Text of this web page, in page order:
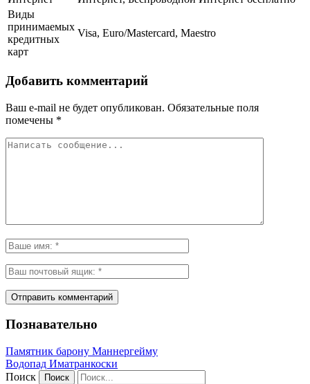
Виды
принимаемых
кредитных
карт
Visa, Euro/Mastercard, Maestro
Добавить комментарий
Ваш e-mail не будет опубликован. Обязательные поля
помечены *
Познавательно
Памятник барону Маннергейму
Водопад Иматранкоски
Поиск